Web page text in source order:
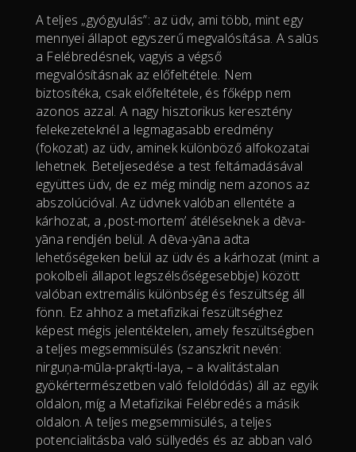
A teljes „gyógyulás”: az üdv, ami több, mint egy
mennyei állapot egyszerű megvalósítása. A salūs
a Felébredésnek, vagyis a végső
megvalósításnak az előfeltétele. Nem
biztosítéka, csak előfeltétele, és főképp nem
azonos azzal. A nagy hisztorikus keresztény
felekezeteknél a legmagasabb eredmény
(fokozat) az üdv, aminek különböző alfokozatai
lehetnek. Beteljesedése a test feltámadásával
együttes üdv, de ez még mindig nem azonos az
abszolúcióval. Az üdvnek valóban ellentéte a
kárhozat, a ‚post-mortem’ átéléseknek a dēva-
yāna rendjén belül. A dēva-yāna adta
lehetőségeken belül az üdv és a kárhozat (mint a
pokolbeli állapot legszélsőségesebbje) között
valóban extremális különbség és feszültség áll
fönn. Ez ahhoz a metafizikai feszültséghez
képest mégis jelentéktelen, amely feszültségben
a teljes megsemmisülés (szanszkrit nevén:
nirguņa-mūla-prakŗti-laya, – a kvalitástalan
gyökértermészetben való feloldódás) áll az egyik
oldalon, míg a Metafizikai Felébredés a másik
oldalon. A teljes megsemmisülés, a teljes
potencialitásba való süllyedés és az abban való